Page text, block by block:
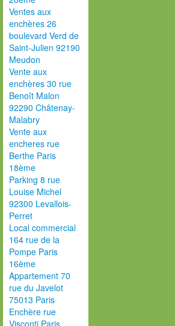
Ventes aux
enchères 26
boulevard Verd de
Saint-Julien 92190
Meudon
Vente aux
enchères 30 rue
Benoît Malon
92290 Châtenay-
Malabry
Vente aux
encheres rue
Berthe Paris
18ème
Parking 8 rue
Louise Michel
92300 Levallois-
Perret
Local commercial
164 rue de la
Pompe Paris
16ème
Appartement 70
rue du Javelot
75013 Paris
Enchère rue
Visconti Paris